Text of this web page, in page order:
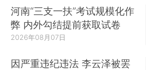
河南“三支一扶”考试规模化作
弊 内外勾结提前获取试卷
2026年08月07日
因严重违纪违法 李云泽被罢